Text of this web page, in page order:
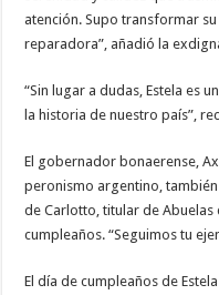
atención. Supo transformar
reparadora”, añadió la
“Sin lugar a dudas, Estela es
la historia de nuestro país”,
El gobernador bonaerense,
peronismo argentino,
de Carlotto, titular de Abuelas
cumpleaños. “Seguimos tu
El día de cumpleaños de